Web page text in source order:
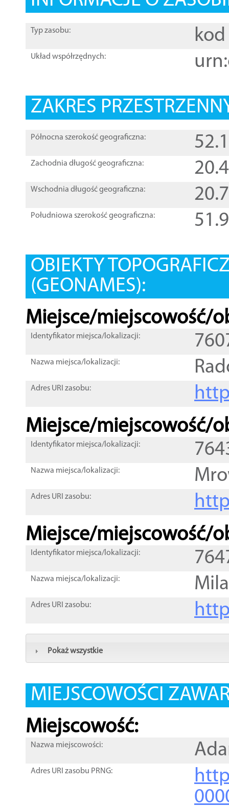
Typ zasobu: kod
Układ współrzędnych:
ZAKRES
Północna szerokość geograficzna:
Zachodnia długość geograficzna:
Wschodnia długość geograficzna:
Południowa szerokość geograficzna:
OBIEKTY
(GEONAMES):
Miejsce/miejscowość/
Identyfikator miejsca/lokalizacji:
Nazwa miejsca/lokalizacji:
Adres URI zasobu:
Miejsce/miejscowość/
Identyfikator miejsca/lokalizacji:
Nazwa miejsca/lokalizacji:
Adres URI zasobu:
Miejsce/miejscowość/
Identyfikator miejsca/lokalizacji:
Nazwa miejsca/lokalizacji:
Adres URI zasobu:
Pokaż wszystkie
MIEJSCOWOŚCI
Miejscowość:
Nazwa miejscowości:
Adres URI zasobu PRNG: